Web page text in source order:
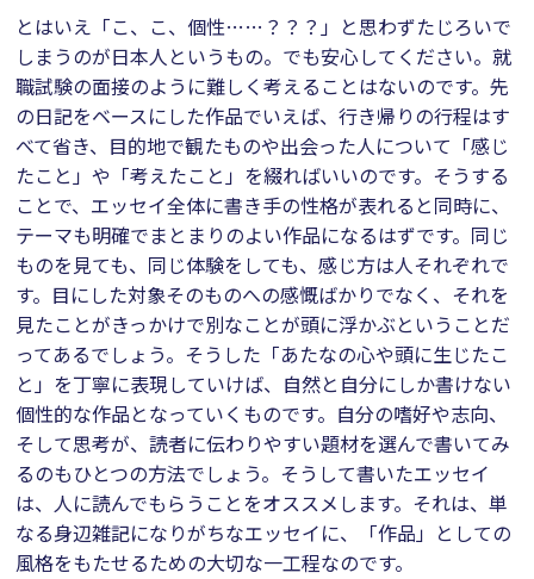
とはいえ「こ、こ、個性……？？？」と思わずたじろいで
しまうのが日本人というもの。でも安心してください。就
職試験の面接のように難しく考えることはないのです。先
の日記をベースにした作品でいえば、行き帰りの行程はす
べて省き、目的地で観たものや出会った人について「感じ
たこと」や「考えたこと」を綴ればいいのです。そうする
ことで、エッセイ全体に書き手の性格が表れると同時に、
テーマも明確でまとまりのよい作品になるはずです。同じ
ものを見ても、同じ体験をしても、感じ方は人それぞれで
す。目にした対象そのものへの感慨ばかりでなく、それを
見たことがきっかけで別なことが頭に浮かぶということだ
ってあるでしょう。そうした「あたなの心や頭に生じたこ
と」を丁寧に表現していけば、自然と自分にしか書けない
個性的な作品となっていくものです。自分の嗜好や志向、
そして思考が、読者に伝わりやすい題材を選んで書いてみ
るのもひとつの方法でしょう。そうして書いたエッセイ
は、人に読んでもらうことをオススメします。それは、単
なる身辺雑記になりがちなエッセイに、「作品」としての
風格をもたせるための大切な一工程なのです。